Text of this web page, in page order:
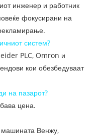
инженер и работник
фокусирани на
систем?
PLC, Omron и
кои обезбедуваат
на пазарот?
цена.
машината Венжу,